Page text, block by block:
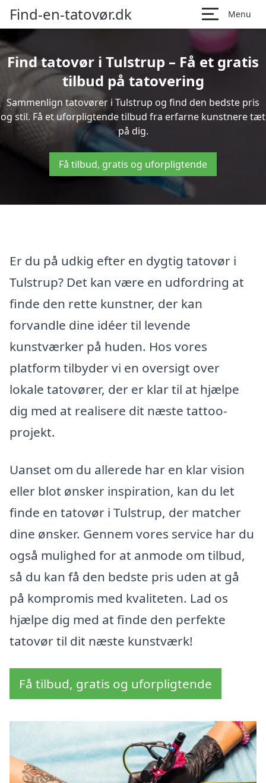
Find-en-tatovør.dk Menu
Find tatovør i Tulstrup – Få et gratis
tilbud på tatovering
Sammenlign tatovører i Tulstrup og find den bedste pris
og stil. Få et uforpligtende tilbud fra erfarne kunstnere tæt
på dig.
Få tilbud, gratis og uforpligtende
Er du på udkig efter en dygtig tatovør i
Tulstrup? Det kan være en udfordring at
finde den rette kunstner, der kan
forvandle dine idéer til levende
kunstværker på huden. Hos vores
platform tilbyder vi en oversigt over
lokale tatovører, der er klar til at hjælpe
dig med at realisere dit næste tattoo-
projekt.
Uanset om du allerede har en klar vision
eller blot ønsker inspiration, kan du let
finde en tatovør i Tulstrup, der matcher
dine ønsker. Gennem vores service har du
også mulighed for at anmode om tilbud,
så du kan få den bedste pris uden at gå
på kompromis med kvaliteten. Lad os
hjælpe dig med at finde den perfekte
tatovør til dit næste kunstværk!
Få tilbud, gratis og uforpligtende